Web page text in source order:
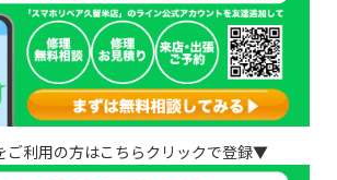
利用の方はこちらクリックで登録▼